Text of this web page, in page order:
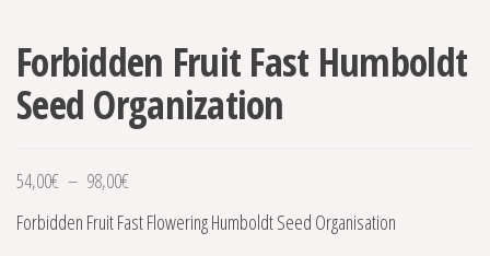
Forbidden Fruit Fast Humboldt
Seed Organization
54,00€ – 98,00€
Forbidden Fruit Fast Flowering Humboldt Seed Organisation